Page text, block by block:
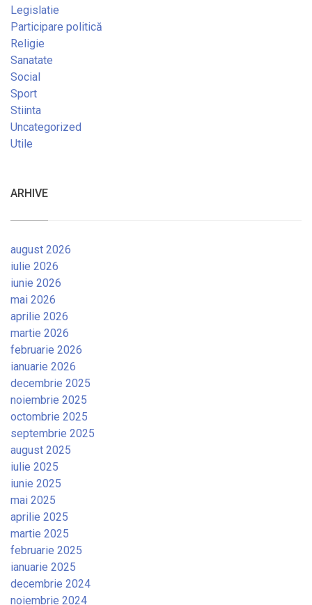
Legislatie
Participare politică
Religie
Sanatate
Social
Sport
Stiinta
Uncategorized
Utile
ARHIVE
august 2026
iulie 2026
iunie 2026
mai 2026
aprilie 2026
martie 2026
februarie 2026
ianuarie 2026
decembrie 2025
noiembrie 2025
octombrie 2025
septembrie 2025
august 2025
iulie 2025
iunie 2025
mai 2025
aprilie 2025
martie 2025
februarie 2025
ianuarie 2025
decembrie 2024
noiembrie 2024